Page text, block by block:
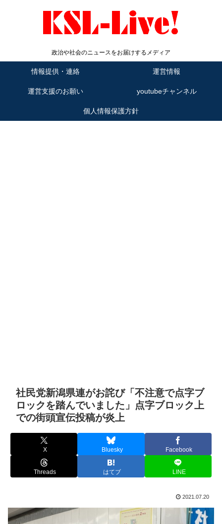
政治や社会のニュースをお届けするメディア
情報提供・連絡 運営情報
運営支援のお願い youtubeチャンネル
個人情報保護方針
社民党新潟県連がお詫び「不注意で点字ブ
ロックを踏んでいました」点字ブロック上
での街頭宣伝投稿が炎上
X Bluesky Facebook
Threads はてブ LINE
2021.07.20